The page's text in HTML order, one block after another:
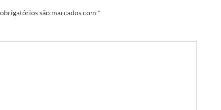
são marcados com *